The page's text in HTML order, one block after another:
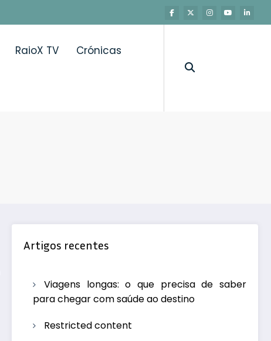
RaioX TV Crónicas
Artigos recentes
Viagens longas: o que precisa de saber
para chegar com saúde ao destino
Restricted content